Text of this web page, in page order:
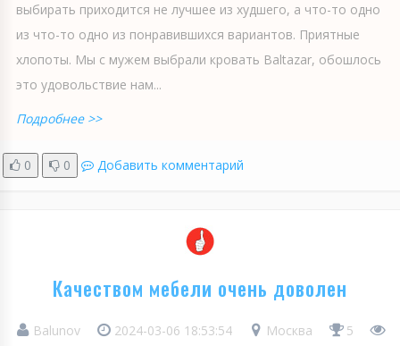
выбирать приходится не лучшее из худшего, а что-то одно
из что-то одно из понравившихся вариантов. Приятные
хлопоты. Мы с мужем выбрали кровать Baltazar, обошлось
это удовольствие нам...
Подробнее >>
0 0 Добавить комментарий
Качеством мебели очень доволен
Balunov 2024-03-06 18:53:54 Москва
5